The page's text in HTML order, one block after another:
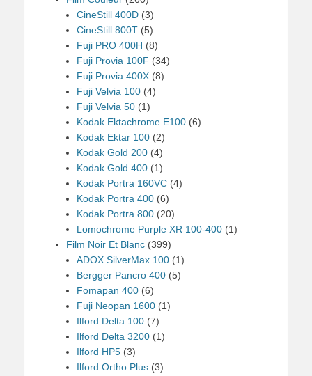
CineStill 400D (3)
CineStill 800T (5)
Fuji PRO 400H (8)
Fuji Provia 100F (34)
Fuji Provia 400X (8)
Fuji Velvia 100 (4)
Fuji Velvia 50 (1)
Kodak Ektachrome E100 (6)
Kodak Ektar 100 (2)
Kodak Gold 200 (4)
Kodak Gold 400 (1)
Kodak Portra 160VC (4)
Kodak Portra 400 (6)
Kodak Portra 800 (20)
Lomochrome Purple XR 100-400 (1)
Film Noir Et Blanc (399)
ADOX SilverMax 100 (1)
Bergger Pancro 400 (5)
Fomapan 400 (6)
Fuji Neopan 1600 (1)
Ilford Delta 100 (7)
Ilford Delta 3200 (1)
Ilford HP5 (3)
Ilford Ortho Plus (3)